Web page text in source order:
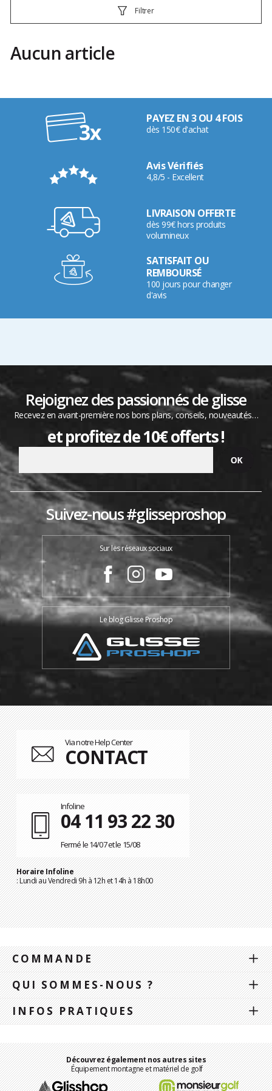
Filtrer
Aucun article
PAYEZ EN 3 OU 4 FOIS
dès 150€ d'achat
Avis Vérifiés
4,8/5 - Excellent
LIVRAISON OFFERTE
dès 99€ hors produits
volumineux
SATISFAIT OU
REMBOURSÉ
100 jours pour changer
d'avis
Rejoignez des passionnés de glisse
Recevez en avant-première nos bons plans, conseils, nouveautés…
et profitez de 10€ offerts !
Suivez-nous #glisseproshop
Sur les réseaux sociaux
Le blog Glisse Proshop
Via notre Help Center
CONTACT
Infoline
04 11 93 22 30
Fermé le 14/07 et le 15/08
Horaire Infoline
: Lundi au Vendredi 9h à 12h et 14h à 18h00
COMMANDE
QUI SOMMES-NOUS ?
INFOS PRATIQUES
Découvrez également nos autres sites
Équipement montagne et matériel de golf